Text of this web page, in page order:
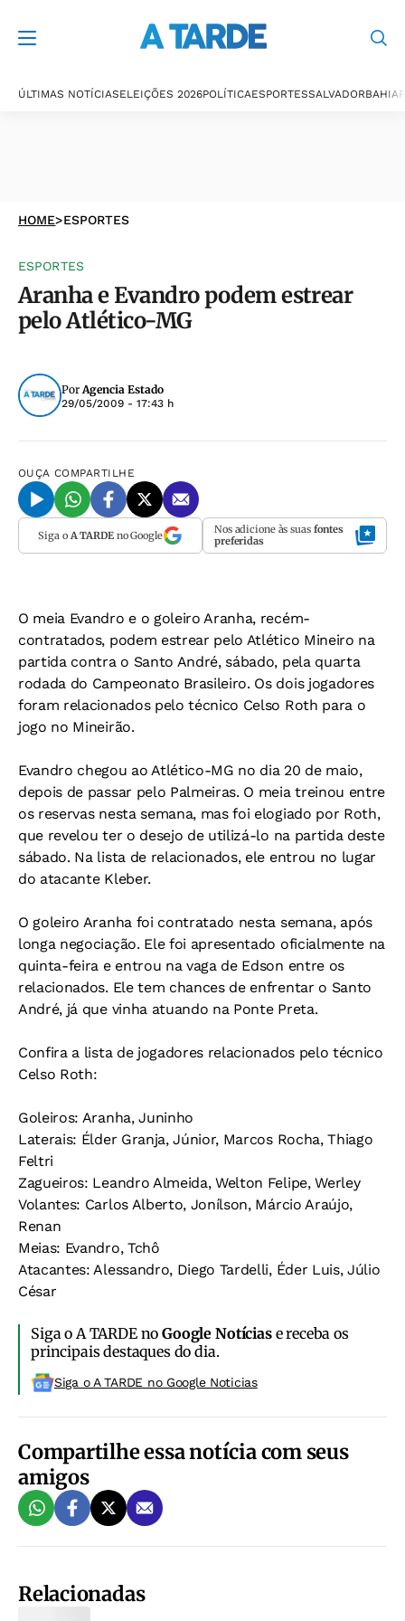
ÚLTIMAS NOTÍCIASELEIÇÕES 2026POLÍTICAESPORTESSALVADORBAHIA
HOME>ESPORTES
ESPORTES
Aranha e Evandro podem estrear
pelo Atlético-MG
PorAgencia Estado
29/05/2009 - 17:43 h
OUÇA COMPARTILHE
Siga o A TARDEno Google Nos adicione às suas fontes
preferidas
O meia Evandro e o goleiro Aranha, recém-
contratados, podem estrear pelo Atlético Mineiro na
partida contra o Santo André, sábado, pela quarta
rodada do Campeonato Brasileiro. Os dois jogadores
foram relacionados pelo técnico Celso Roth para o
jogo no Mineirão.
Evandro chegou ao Atlético-MG no dia 20 de maio,
depois de passar pelo Palmeiras. O meia treinou entre
os reservas nesta semana, mas foi elogiado por Roth,
que revelou ter o desejo de utilizá-lo na partida deste
sábado. Na lista de relacionados, ele entrou no lugar
do atacante Kleber.
O goleiro Aranha foi contratado nesta semana, após
longa negociação. Ele foi apresentado oficialmente na
quinta-feira e entrou na vaga de Edson entre os
relacionados. Ele tem chances de enfrentar o Santo
André, já que vinha atuando na Ponte Preta.
Confira a lista de jogadores relacionados pelo técnico
Celso Roth:
Goleiros: Aranha, Juninho
Laterais: Élder Granja, Júnior, Marcos Rocha, Thiago
Feltri
Zagueiros: Leandro Almeida, Welton Felipe, Werley
Volantes: Carlos Alberto, Jonílson, Márcio Araújo,
Renan
Meias: Evandro, Tchô
Atacantes: Alessandro, Diego Tardelli, Éder Luis, Júlio
César
Siga o A TARDE noGoogle Notíciase receba os
principais destaques do dia.
Siga o A TARDE no Google Noticias
Compartilhe essa notícia com seus
amigos
Relacionadas